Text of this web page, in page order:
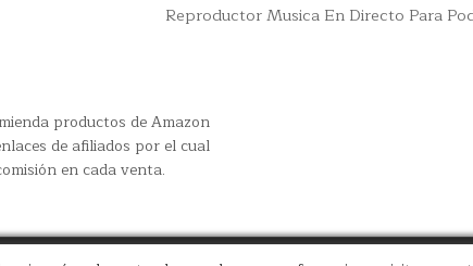
Reproductor Musica En Directo Para
productos de Amazon
de afiliados por el cual
en cada venta.